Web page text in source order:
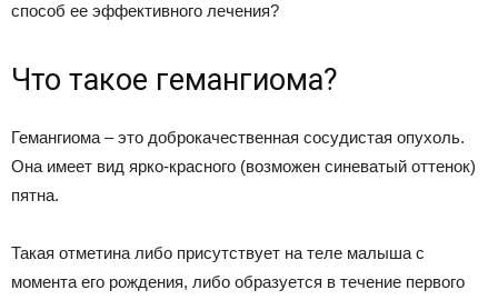
способ ее эффективного лечения?
Что такое гемангиома?
Гемангиома – это доброкачественная сосудистая опухоль.
Она имеет вид ярко-красного (возможен синеватый оттенок)
пятна.
Такая отметина либо присутствует на теле малыша с
момента его рождения, либо образуется в течение первого